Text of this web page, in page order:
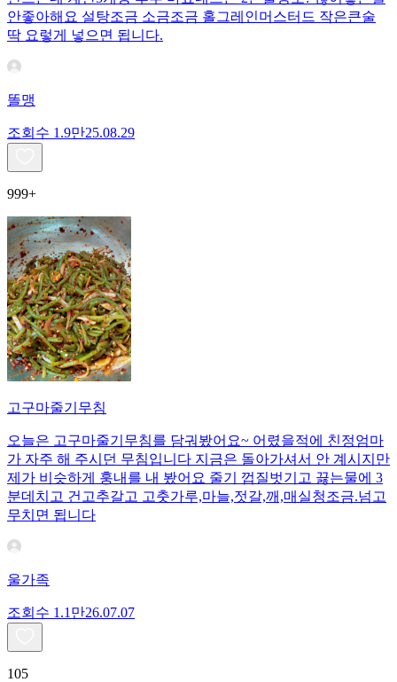
안좋아해요 설탕조금 소금조금 홀그레인머스터드 작은큰술
딱 요렇게 넣으면 됩니다.
똘맹
조회수 1.9만25.08.29
999+
고구마줄기무침
오늘은 고구마줄기무침를 담궈봤어요~ 어렸을적에 친정엄마
가 자주 해 주시던 무침입니다 지금은 돌아가셔서 안 계시지만
제가 비슷하게 훙내를 내 봤어요 줄기 껍질벗기고 끓는물에 3
분데치고 건고추갈고 고춧가루,마늘,젓갈,깨,매실청조금.넘고
무치면 됩니다
울가족
조회수 1.1만26.07.07
105